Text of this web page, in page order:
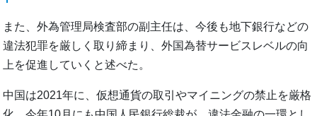
また、外為管理局検査部の副主任は、今後も地下銀行などの
違法犯罪を厳しく取り締まり、外国為替サービスレベルの向
上を促進していくと述べた。
中国は2021年に、仮想通貨の取引やマイニングの禁止を厳格